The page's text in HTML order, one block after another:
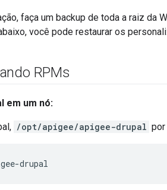
faça um backup de toda a raiz da
você pode restaurar os
RPMs
em um nó:
/opt/apigee/apigee-drupal por
drupal